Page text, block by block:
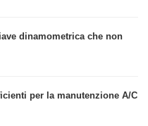
dinamometrica che non
per la manutenzione A/C